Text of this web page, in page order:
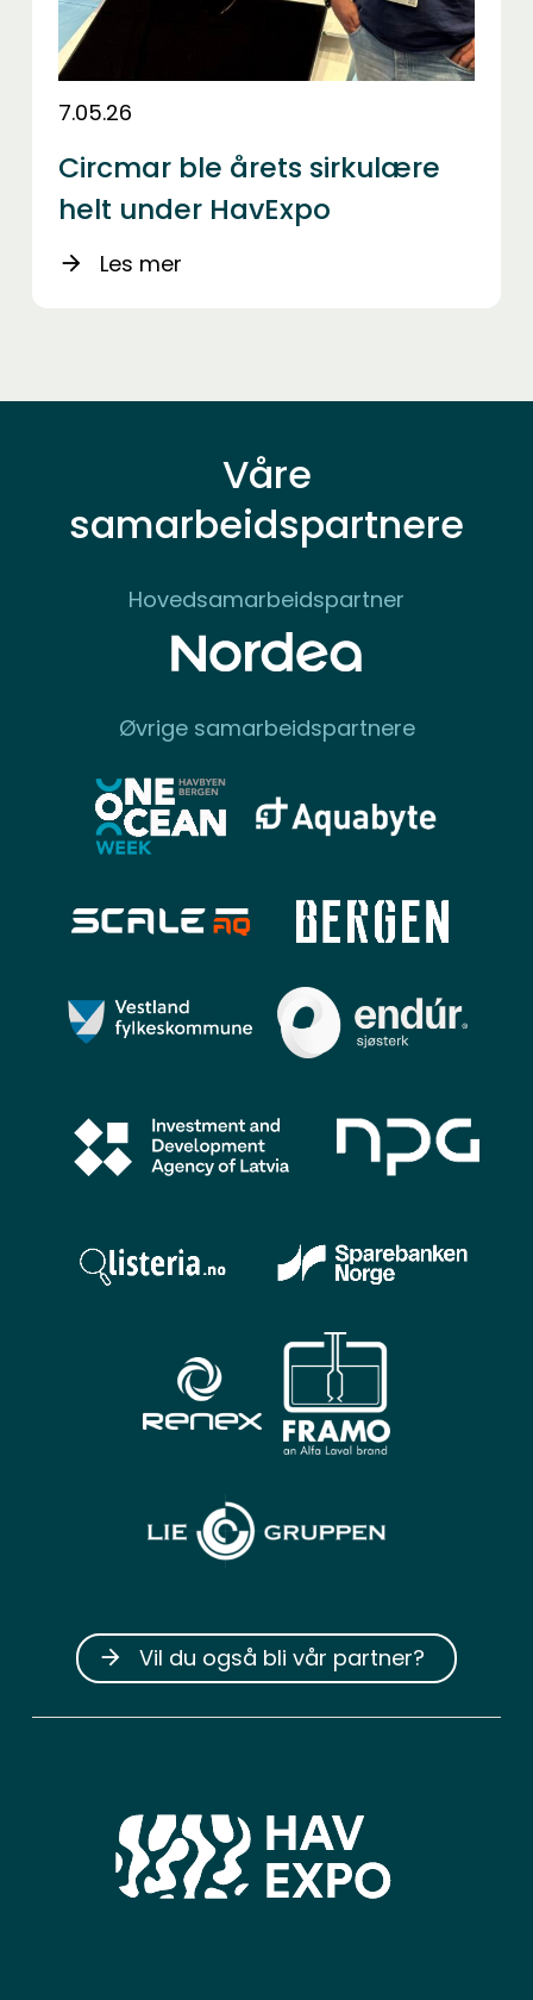
7.05.26
Circmar ble årets sirkulære
helt under HavExpo
arrow_forward Les mer
Våre
samarbeidspartnere
Hovedsamarbeidspartner
Øvrige samarbeidspartnere
arrow_forward Vil du også bli vår partner?